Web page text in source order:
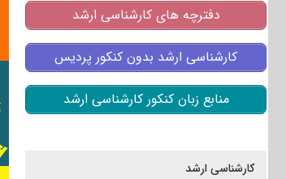
دفترچه های کارشناسی ارشد
کارشناسی ارشد بدون کنکور پردیس
منابع زبان کنکور کارشناسی ارشد
کارشناسی ارشد